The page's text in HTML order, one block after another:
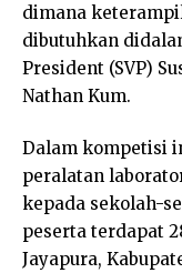
dimana
dibutuhkan
President (SVP)
Nathan Kum.
Dalam kompetisi
peralatan
kepada sekolah-
peserta terdapat
Jayapura,